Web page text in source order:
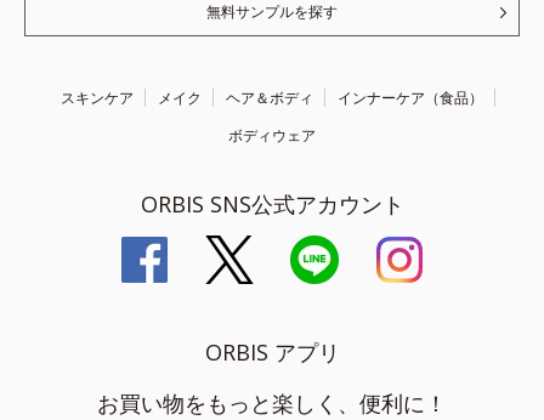
無料サンプルを探す
スキンケア メイク ヘア＆ボディ
インナーケア（食品）
ボディウェア
ORBIS SNS公式アカウント
ORBIS アプリ
お買い物をもっと楽しく、便利に！